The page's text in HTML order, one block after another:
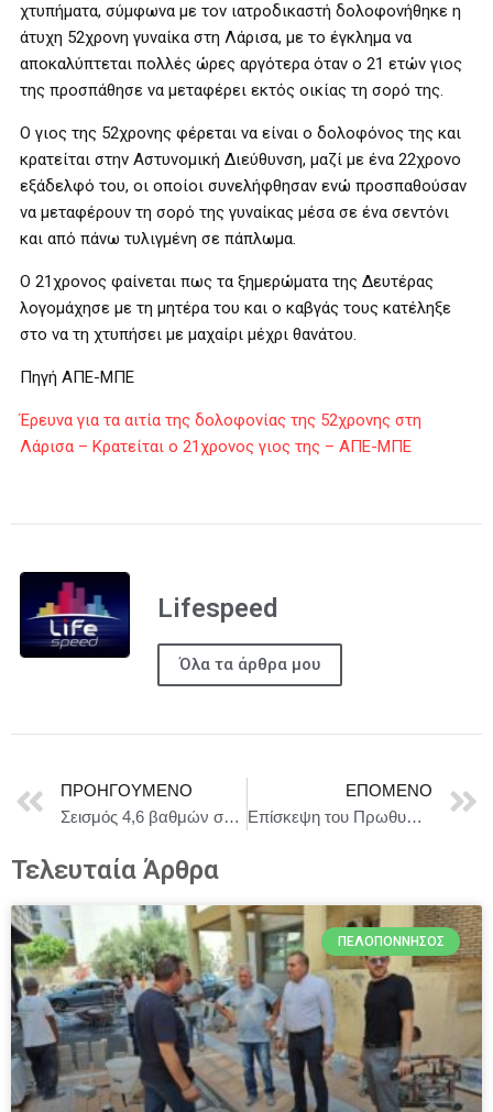
χτυπήματα, σύμφωνα με τον ιατροδικαστή δολοφονήθηκε η
άτυχη 52χρονη γυναίκα στη Λάρισα, με το έγκλημα να
αποκαλύπτεται πολλές ώρες αργότερα όταν ο 21 ετών γιος
της προσπάθησε να μεταφέρει εκτός οικίας τη σορό της.
Ο γιoς της 52χρονης φέρεται να είναι ο δολοφόνος της και
κρατείται στην Αστυνομική Διεύθυνση, μαζί με ένα 22χρονο
εξάδελφό του, οι οποίοι συνελήφθησαν ενώ προσπαθούσαν
να μεταφέρουν τη σορό της γυναίκας μέσα σε ένα σεντόνι
και από πάνω τυλιγμένη σε πάπλωμα.
Ο 21χρονος φαίνεται πως τα ξημερώματα της Δευτέρας
λογομάχησε με τη μητέρα του και ο καβγάς τους κατέληξε
στο να τη χτυπήσει με μαχαίρι μέχρι θανάτου.
Πηγή ΑΠΕ-ΜΠΕ
Έρευνα για τα αιτία της δολοφονίας της 52χρονης στη
Λάρισα – Κρατείται ο 21χρονος γιος της – ΑΠΕ-ΜΠΕ
Lifespeed
Όλα τα άρθρα μου
ΠΡΟΗΓΟΎΜΕΝΟ
Σεισμός 4,6 βαθμών στον θαλάσσιο χώρο μεταξύ Αμοργού και Σαντορίνης
ΕΠΌΜΕΝΟ
Επίσκεψη του Πρωθυπουργού Κυριάκου Μητσοτάκη στο νέο αεροπλάνο διακομιδών του ΕΚΑΒ, δωρεά του ΙΣΝ
Τελευταία Άρθρα
ΠΕΛΟΠΌΝΝΗΣΟΣ